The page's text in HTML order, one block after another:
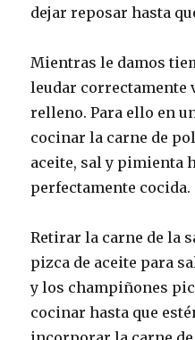
dejar reposar hasta
Mientras le damos
leudar correctamente
relleno. Para ello en
cocinar la carne de
aceite, sal y pimienta
perfectamente cocida.
Retirar la carne de la
pizca de aceite para
y los champiñones
cocinar hasta que